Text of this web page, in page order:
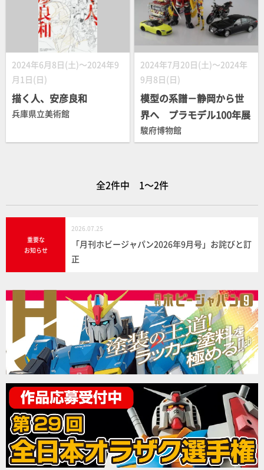
2024年6月8日(土)～2024年9
月1日(日)
描く人、安彦良和
兵庫県立美術館
2024年7月20日(土)～2024年
9月8日(日)
模型の系譜－静岡から世
界へ プラモデル100年展
駿府博物館
全2件中 1～2件
重要な
お知らせ
2026.07.25
「月刊ホビージャパン2026年9月号」お詫びと訂
正